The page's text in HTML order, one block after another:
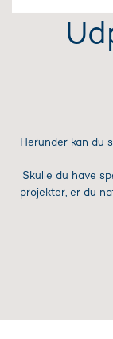
Herunder kan du
Skulle du have
projekter, er du